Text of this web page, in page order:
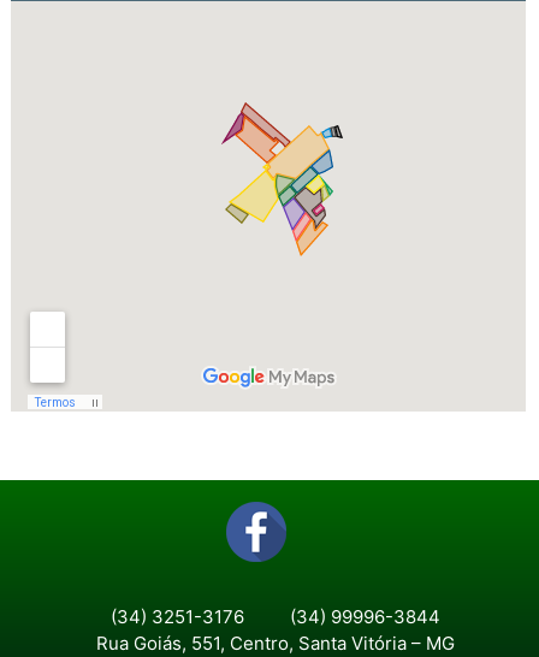
(34) 3251-3176
(34) 99996-3844
Rua Goiás, 551, Centro, Santa Vitória – MG